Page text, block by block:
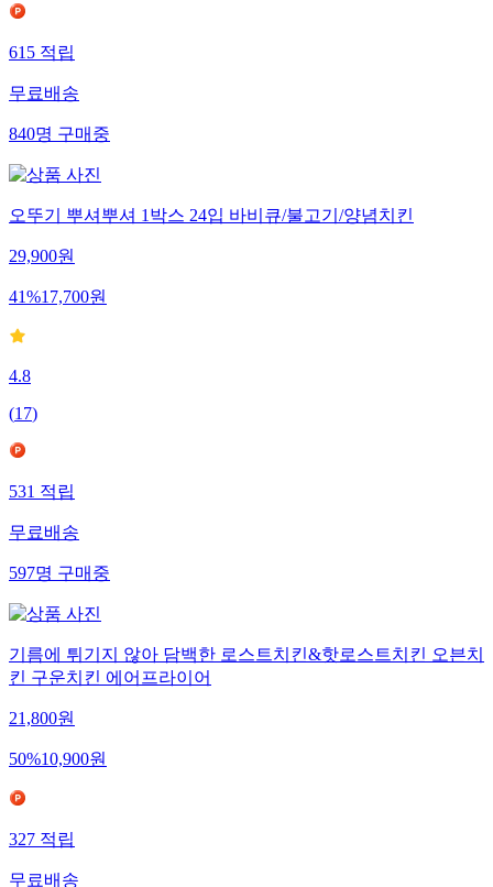
615적립
무료배송
840명구매중
오뚜기 뿌셔뿌셔 1박스 24입 바비큐/불고기/양념치킨
29,900원
41%17,700원
4.8
(17)
531적립
무료배송
597명구매중
기름에 튀기지 않아 담백한 로스트치킨&핫로스트치킨 오븐치
킨 구운치킨 에어프라이어
21,800원
50%10,900원
327적립